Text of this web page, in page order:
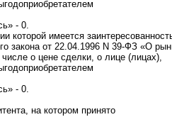
- 0.
которой имеется
закона от 22.04.1996 N 39-ФЗ «О
о цене сделки, о лице (лицах),
- 0.
на котором принято